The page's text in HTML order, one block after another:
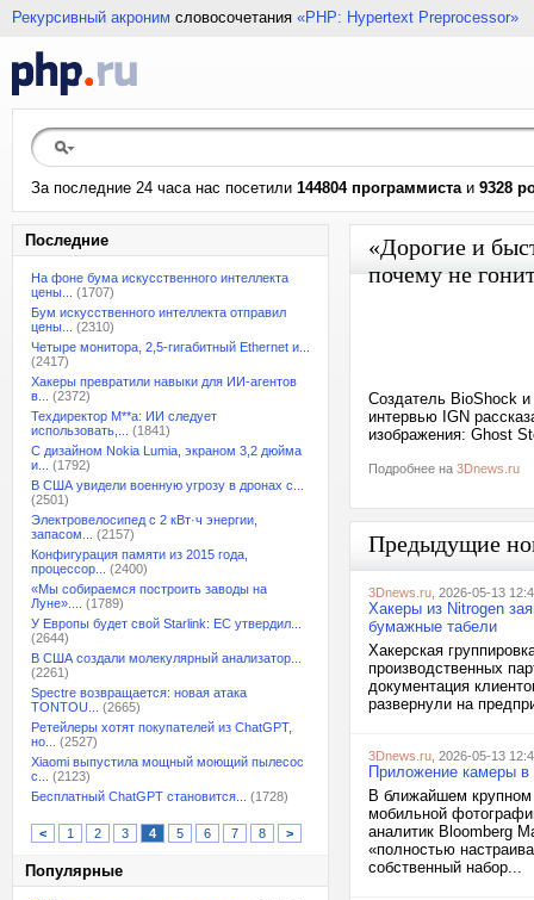
Рекурсивный акроним словосочетания «PHP: Hypertext Preprocessor»
За последние 24 часа нас посетили 144804 программистаи 9328
Последние
На фоне бума искусственного интеллекта
цены...
(1707)
Бум искусственного интеллекта отправил
цены...
(2310)
Четыре монитора, 2,5-гигабитный Ethernet и...
(2417)
Хакеры превратили навыки для ИИ-агентов
в...
(2372)
Техдиректор M**a: ИИ следует
использовать,...
(1841)
С дизайном Nokia Lumia, экраном 3,2 дюйма
и...
(1792)
В США увидели военную угрозу в дронах с...
(2501)
Электровелосипед с 2 кВт·ч энергии,
запасом...
(2157)
Конфигурация памяти из 2015 года,
процессор...
(2400)
«Мы собираемся построить заводы на
Луне»....
(1789)
У Европы будет свой Starlink: ЕС утвердил...
(2644)
В США создали молекулярный анализатор...
(2261)
Spectre возвращается: новая атака
TONTOU...
(2665)
Ретейлеры хотят покупателей из ChatGPT,
но...
(2527)
Xiaomi выпустила мощный моющий пылесос
с...
(2123)
Бесплатный ChatGPT становится...
(1728)
< 1 2 3 4 5 6 7 8 >
Популярные
«Дорогие и
почему не
Создатель BioShock
интервью IGN
изображения: Ghost
Подробнее на 3Dnews.ru
Предыдущие
3Dnews.ru , 2026-05-13
Хакеры из Nitrogen
бумажные табели
Хакерская
производственных
документация
развернули на
3Dnews.ru , 2026-05-13
Приложение камеры в
В ближайшем крупном
мобильной
аналитик Bloomberg
«полностью
собственный набор...